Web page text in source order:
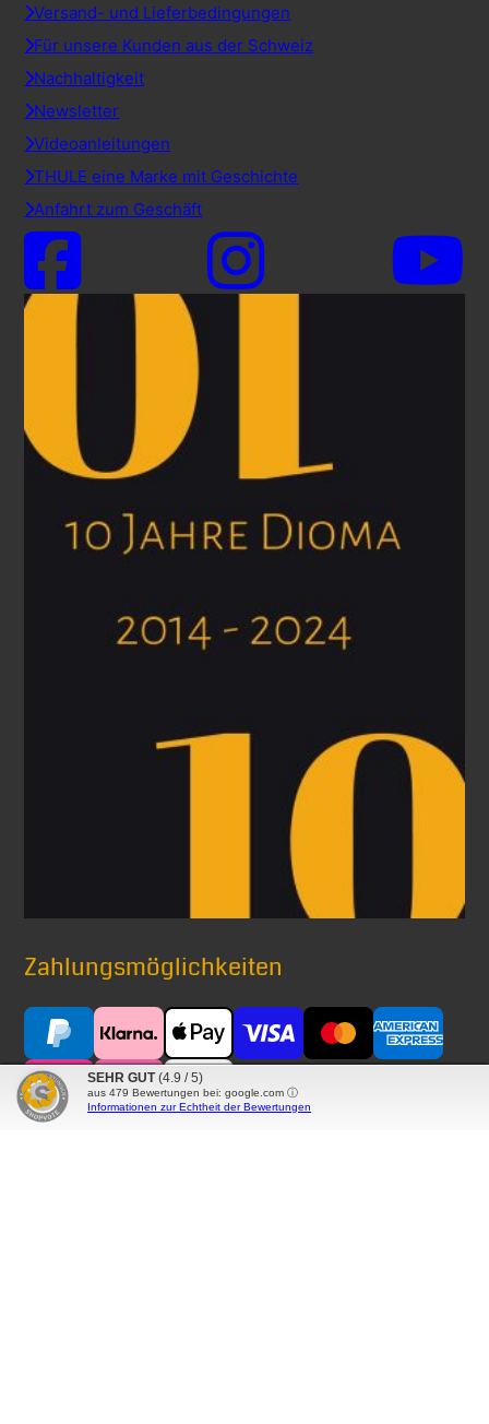
Versand- und Lieferbedingungen
Für unsere Kunden aus der Schweiz
Nachhaltigkeit
Newsletter
Videoanleitungen
THULE eine Marke mit Geschichte
Anfahrt zum Geschäft
Zahlungsmöglichkeiten
Versand mit
SEHR GUT (4.9 / 5)
aus 479 Bewertungen bei: google.com ⓘ
Informationen zur Echtheit der Bewertungen